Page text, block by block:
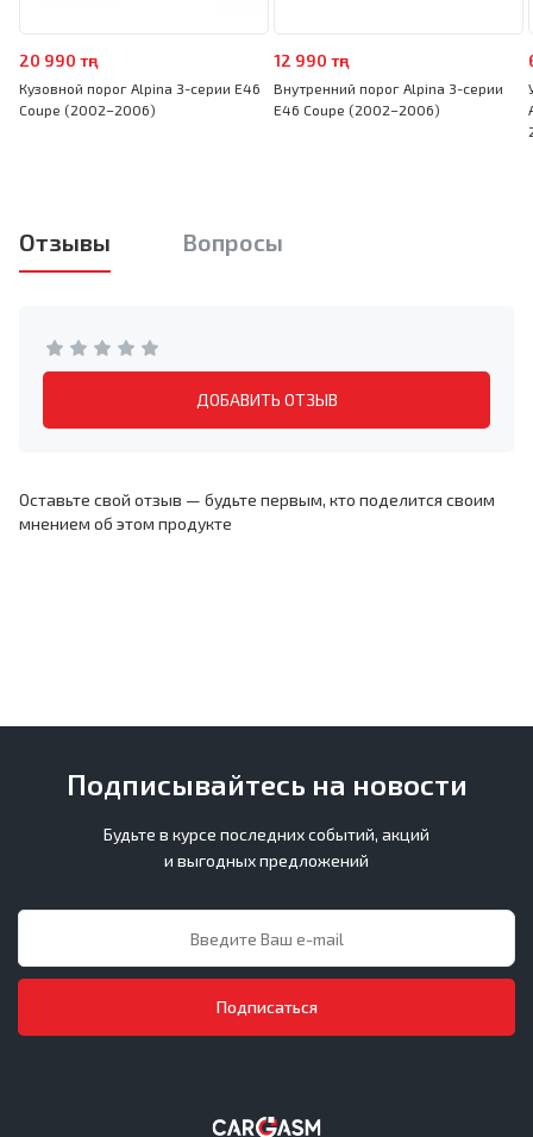
20 990 тңг
Кузовной порог Alpina 3-серии E46
Coupe (2002–2006)
12 990 тңг
Внутренний порог Alpina 3-серии
E46 Coupe (2002–2006)
Отзывы Вопросы
ДОБАВИТЬ ОТЗЫВ
Оставьте свой отзыв — будьте первым, кто поделится своим
мнением об этом продукте
Подписывайтесь на новости
Будьте в курсе последних событий, акций
и выгодных предложений
Подписаться